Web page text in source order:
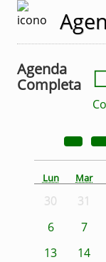
Agenda
Completa
Lun Mar
30 31
6
7
13
14